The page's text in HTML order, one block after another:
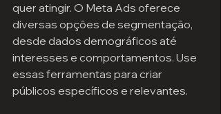
quer atingir. O Meta Ads oferece
diversas opções de segmentação,
desde dados demográficos até
interesses e comportamentos. Use
essas ferramentas para criar
públicos específicos e relevantes.